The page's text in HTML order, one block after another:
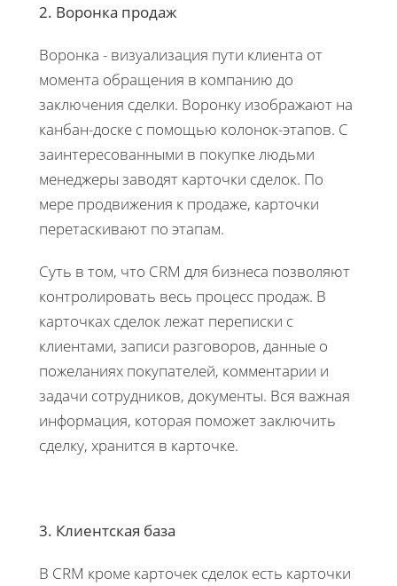
2. Воронка продаж
Воронка - визуализация пути клиента от
момента обращения в компанию до
заключения сделки. Воронку изображают на
канбан-доске с помощью колонок-этапов. С
заинтересованными в покупке людьми
менеджеры заводят карточки сделок. По
мере продвижения к продаже, карточки
перетаскивают по этапам.
Суть в том, что CRM для бизнеса позволяют
контролировать весь процесс продаж. В
карточках сделок лежат переписки с
клиентами, записи разговоров, данные о
пожеланиях покупателей, комментарии и
задачи сотрудников, документы. Вся важная
информация, которая поможет заключить
сделку, хранится в карточке.
3. Клиентская база
В CRM кроме карточек сделок есть карточки